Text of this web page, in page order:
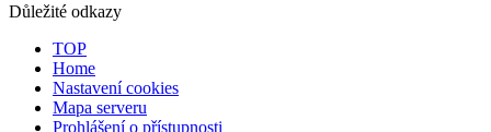
Důležité odkazy
TOP
Home
Nastavení cookies
Mapa serveru
Prohlášení o přístupnosti